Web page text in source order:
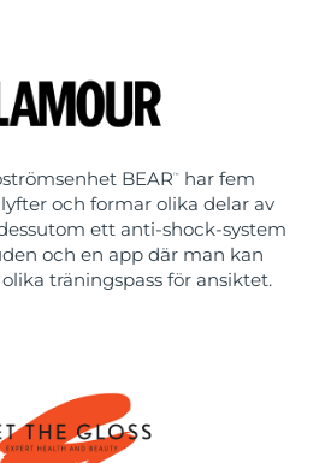
BEAR ™
har fem
och formar olika delar av
ett anti-shock-system
och en app där man kan
träningspass för ansiktet.